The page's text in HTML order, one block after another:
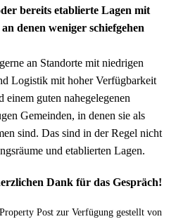
bereits etablierte Lagen mit
denen weniger schiefgehen
an Standorte mit niedrigen
Logistik mit hoher Verfügbarkeit
einem guten nahegelegenen
Gemeinden, in denen sie als
sind. Das sind in der Regel nicht
und etablierten Lagen.
Dank für das Gespräch!
Post zur Verfügung gestellt von